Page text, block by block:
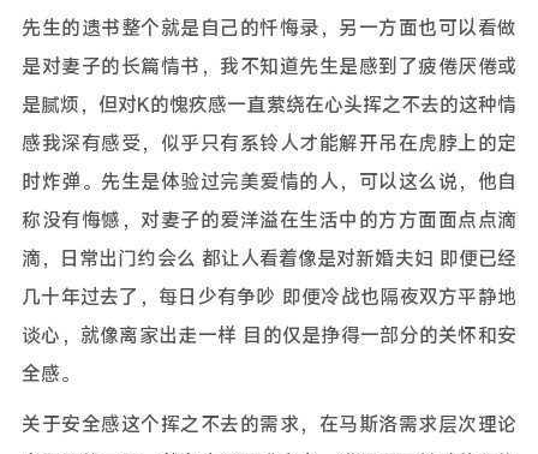
先生的遗书整个就是自己的忏悔录，另一方面也可以看做
是对妻子的长篇情书，我不知道先生是感到了疲倦厌倦或
是腻烦，但对K的愧疚感一直萦绕在心头挥之不去的这种情
感我深有感受，似乎只有系铃人才能解开吊在虎脖上的定
时炸弹。先生是体验过完美爱情的人，可以这么说，他自
称没有悔憾，对妻子的爱洋溢在生活中的方方面面点点滴
滴，日常出门约会么 都让人看着像是对新婚夫妇 即便已经
几十年过去了，每日少有争吵 即便冷战也隔夜双方平静地
谈心，就像离家出走一样 目的仅是挣得一部分的关怀和安
全感。
关于安全感这个挥之不去的需求，在马斯洛需求层次理论